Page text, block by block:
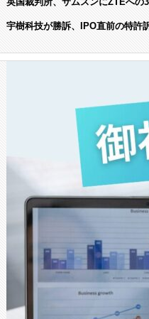
宇樹科技が勝訴、IPO直前の特許